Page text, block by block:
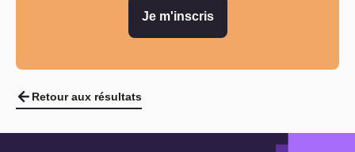
Je m'inscris
Retour aux résultats